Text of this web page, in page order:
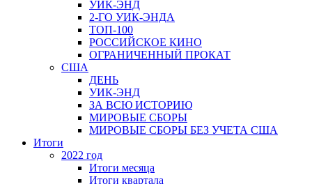
УИК-ЭНД
2-ГО УИК-ЭНДА
ТОП-100
РОССИЙСКОЕ КИНО
ОГРАНИЧЕННЫЙ ПРОКАТ
США
ДЕНЬ
УИК-ЭНД
ЗА ВСЮ ИСТОРИЮ
МИРОВЫЕ СБОРЫ
МИРОВЫЕ СБОРЫ БЕЗ УЧЕТА США
Итоги
2022 год
Итоги месяца
Итоги квартала